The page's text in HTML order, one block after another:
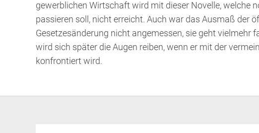
gewerblichen Wirtschaft wird mit dieser Novelle, welche
passieren soll, nicht erreicht. Auch war das Ausmaß der
Gesetzesänderung nicht angemessen, sie geht vielmehr
wird sich später die Augen reiben, wenn er mit der
konfrontiert wird.